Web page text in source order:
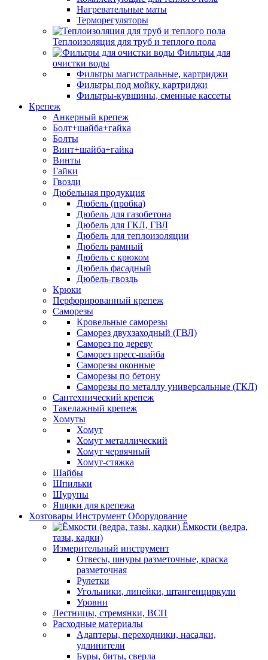
Нагревательные маты
Терморегуляторы
Теплоизоляция для труб и теплого пола
Фильтры для
очистки воды
Фильтры магистральные, картриджи
Фильтры под мойку, картриджи
Фильтры-кувшины, сменные кассеты
Крепеж
Анкерный крепеж
Болт+шайба+гайка
Болты
Винт+шайба+гайка
Винты
Гайки
Гвозди
Дюбельная продукция
Дюбель (пробка)
Дюбель для газобетона
Дюбель для ГКЛ, ГВЛ
Дюбель для теплоизоляции
Дюбель рамный
Дюбель с крюком
Дюбель фасадный
Дюбель-гвоздь
Крюки
Перфорированный крепеж
Саморезы
Кровельные саморезы
Саморез двухзаходный (ГВЛ)
Саморез по дереву
Саморез пресс-шайба
Саморезы оконные
Саморезы по бетону
Саморезы по металлу универсальные (ГКЛ)
Сантехнический крепеж
Такелажный крепеж
Хомуты
Хомут
Хомут металлический
Хомут червячный
Хомут-стяжка
Шайбы
Шпильки
Шурупы
Ящики для крепежа
Хозтовары Инструмент Оборудование
Ёмкости (ведра,
тазы, кадки)
Измерительный инструмент
Отвесы, шнуры разметочные, краска
разметочная
Рулетки
Угольники, линейки, штангенциркули
Уровни
Лестницы, стремянки, ВСП
Расходные материалы
Адаптеры, переходники, насадки,
удлинители
Буры, биты, сверла